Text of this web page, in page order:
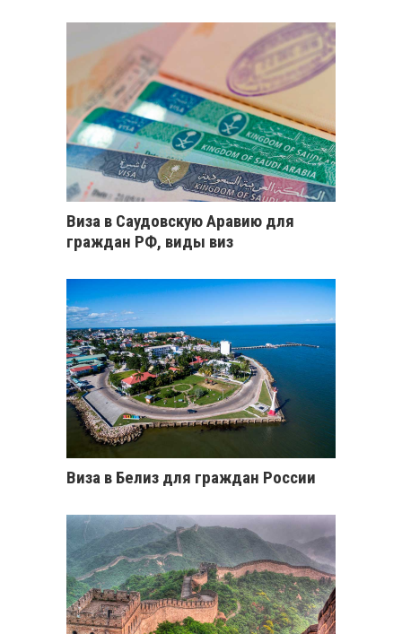
Виза в Саудовскую Аравию для
граждан РФ, виды виз
Виза в Белиз для граждан России